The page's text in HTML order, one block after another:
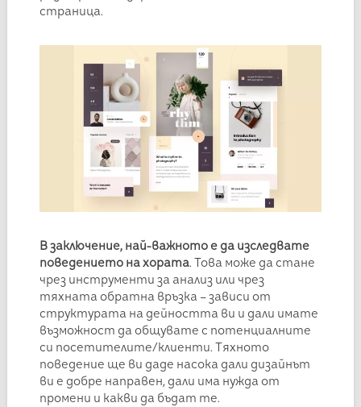
страница.
В заключение, най-важното е да изследвате
поведението на хората. Това може да стане
чрез инструменти за анализ или чрез
тяхната обратна връзка – зависи от
структурата на дейността ви и дали имате
възможност да общувате с потенциалните
си посетителите/клиенти. Тяхното
поведение ще ви даде насока дали дизайнът
ви е добре направен, дали има нужда от
промени и какви да бъдат те.